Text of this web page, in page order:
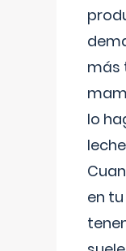
más
lo
en